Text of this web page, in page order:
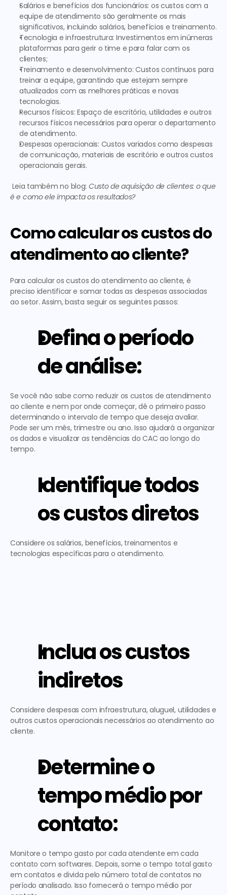
Salários e benefícios dos funcionários: os custos com a
equipe de atendimento são geralmente os mais
significativos, incluindo salários, benefícios e treinamento.
Tecnologia e infraestrutura: Investimentos em inúmeras
plataformas para gerir o time e para falar com os
clientes;
Treinamento e desenvolvimento: Custos contínuos para
treinar a equipe, garantindo que estejam sempre
atualizados com as melhores práticas e novas
tecnologias.
Recursos físicos: Espaço de escritório, utilidades e outros
recursos físicos necessários para operar o departamento
de atendimento.
Despesas operacionais: Custos variados como despesas
de comunicação, materiais de escritório e outros custos
operacionais gerais.
Leia também no blog: Custo de aquisição de clientes: o que
é e como ele impacta os resultados?
Como calcular os custos do
atendimento ao cliente?
Para calcular os custos do atendimento ao cliente, é
preciso identificar e somar todas as despesas associadas
ao setor. Assim, basta seguir os seguintes passos:
Defina o período
de análise:
Se você não sabe como reduzir os custos de atendimento
ao cliente e nem por onde começar, dê o primeiro passo
determinando o intervalo de tempo que deseja avaliar.
Pode ser um mês, trimestre ou ano. Isso ajudará a organizar
os dados e visualizar as tendências do CAC ao longo do
tempo.
Identifique todos
os custos diretos
Considere os salários, benefícios, treinamentos e
tecnologias específicas para o atendimento.
Inclua os custos
indiretos
Considere despesas com infraestrutura, aluguel, utilidades e
outros custos operacionais necessários ao atendimento ao
cliente.
Determine o
tempo médio por
contato:
Monitore o tempo gasto por cada atendente em cada
contato com softwares. Depois, some o tempo total gasto
em contatos e divida pelo número total de contatos no
período analisado. Isso fornecerá o tempo médio por